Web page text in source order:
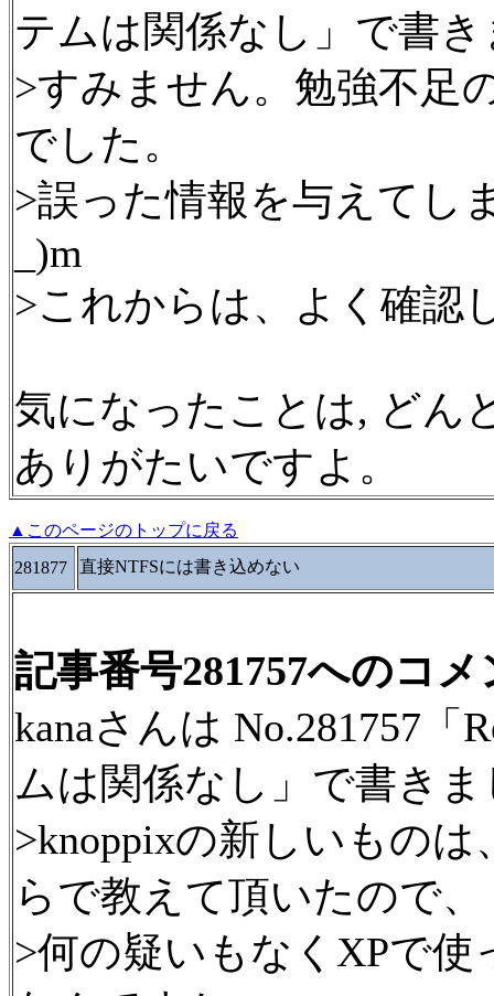
テムは関係なし」で書
>すみません。勉強不足
でした。
>誤った情報を与えてし
_)m
>これからは、よく確認
気になったことは, どん
ありがたいですよ。
▲このページのトップに戻る
281877
直接NTFSには書き込めない
記事番号281757へのコメ
kanaさんは No.281757
ムは関係なし」で書き
>knoppixの新しいもの
らで教えて頂いたので、
>何の疑いもなくXPで